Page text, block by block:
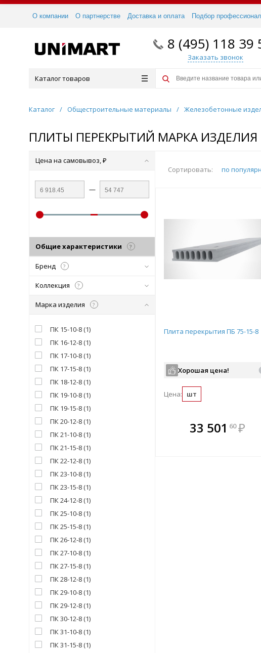
О компании О партнерстве Доставка и оплата Подбор
8 (495) 118 39
Заказать звонок
Каталог товаров
Каталог / Общестроительные материалы / Железобетонные
ПЛИТЫ ПЕРЕКРЫТИЙ МАРКА ИЗДЕЛИЯ
Сортировать: по
Плита перекрытия ПБ 75-15-8
Хорошая цена!
Цена: шт
В комплекте
всегда выгоднее!
Подобрать комплект
33 501 60 ₽
Цена на самовывоз, ₽
—
Общие характеристики ?
Бренд ?
Коллекция ?
Марка изделия ?
ПК 15-10-8 (1)
ПК 16-12-8 (1)
ПК 17-10-8 (1)
ПК 17-15-8 (1)
ПК 18-12-8 (1)
ПК 19-10-8 (1)
ПК 19-15-8 (1)
ПК 20-12-8 (1)
ПК 21-10-8 (1)
ПК 21-15-8 (1)
ПК 22-12-8 (1)
ПК 23-10-8 (1)
ПК 23-15-8 (1)
ПК 24-12-8 (1)
ПК 25-10-8 (1)
ПК 25-15-8 (1)
ПК 26-12-8 (1)
ПК 27-10-8 (1)
ПК 27-15-8 (1)
ПК 28-12-8 (1)
ПК 29-10-8 (1)
ПК 29-12-8 (1)
ПК 30-12-8 (1)
ПК 31-10-8 (1)
ПК 31-15-8 (1)